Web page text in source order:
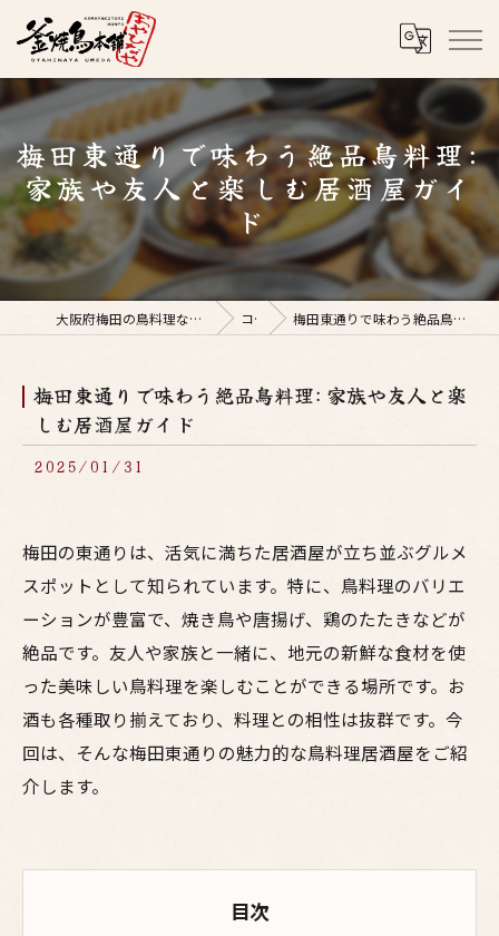
梅田東通りで味わう絶品鳥料理:
家族や友人と楽しむ居酒屋ガイ
ド
大阪府梅田の鳥料理なら釜焼鳥本舗おやひなや 梅田店 コラム 梅田東通りで味わう絶品鳥料理: 家族や友人と楽しむ居酒屋ガイド
梅田東通りで味わう絶品鳥料理: 家族や友人と楽
しむ居酒屋ガイド
2025/01/31
梅田の東通りは、活気に満ちた居酒屋が立ち並ぶグルメ
スポットとして知られています。特に、鳥料理のバリエ
ーションが豊富で、焼き鳥や唐揚げ、鶏のたたきなどが
絶品です。友人や家族と一緒に、地元の新鮮な食材を使
った美味しい鳥料理を楽しむことができる場所です。お
酒も各種取り揃えており、料理との相性は抜群です。今
回は、そんな梅田東通りの魅力的な鳥料理居酒屋をご紹
介します。
目次